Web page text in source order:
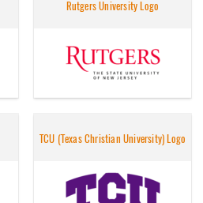
Rutgers University Logo
TCU (Texas Christian University) Logo